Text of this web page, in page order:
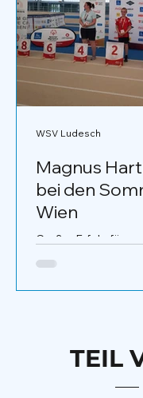
Magnus
bei den
Wien
Großer Erfolg für
Sommerspielen in
Kletterbewerb den
zu diesem tollen
zu haben.
WSV Ludesch
TEIL